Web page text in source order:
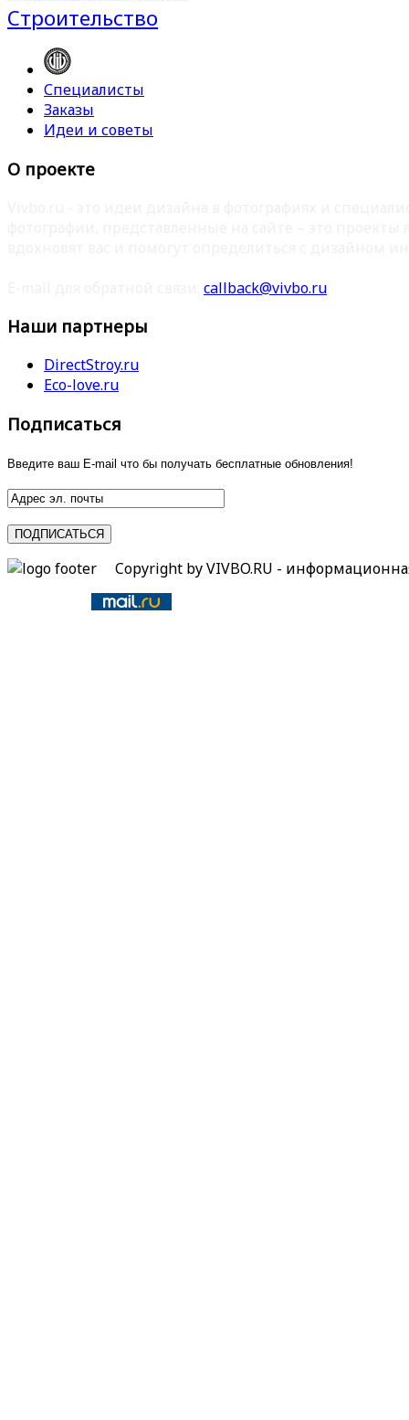
Строительство
Специалисты
Заказы
Идеи и советы
О проекте
callback@vivbo.ru
Наши партнеры
DirectStroy.ru
Eco-love.ru
Подписаться
Введите ваш E-mail что бы получать бесплатные обновления!
Copyright by VIVBO.RU -